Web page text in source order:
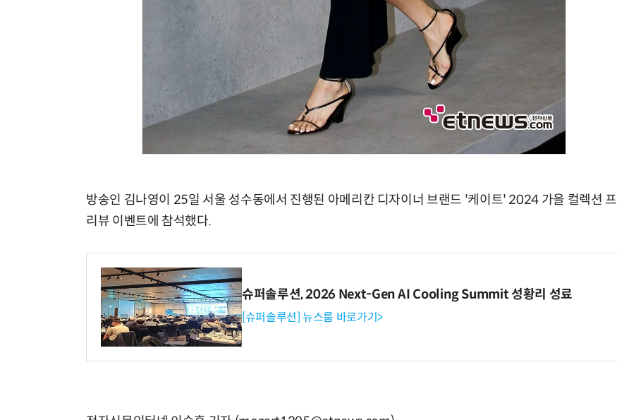
방송인 김나영이 25일 서울 성수동에서 진행된 아메리칸 디자이너 브랜드 '케이트' 2024 가을 컬렉션 프
리뷰 이벤트에 참석했다.
슈퍼솔루션, 2026 Next-Gen AI Cooling Summit 성황리 성료
[슈퍼솔루션] 뉴스룸 바로가기>